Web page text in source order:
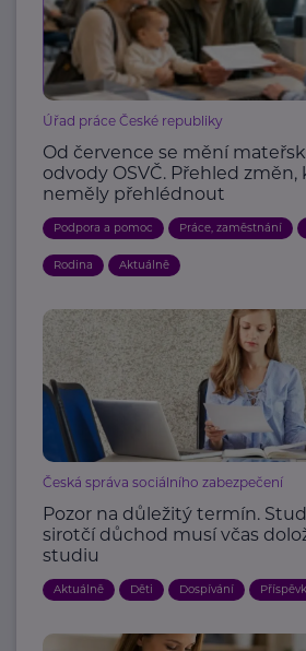
Úřad práce České republiky
Od července se mění
odvody OSVČ. Přehled
neměly přehlédnout
Podpora a pomoc Práce, zaměstnání
Rodina Aktuálně
Česká správa sociálního zabezpečení
Pozor na důležitý termín.
sirotčí důchod musí včas
studiu
Aktuálně Děti Dospívání